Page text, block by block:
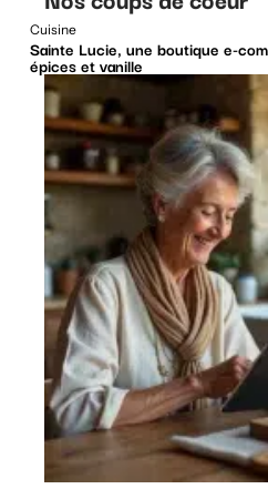
Cuisine
Sainte Lucie, une boutique e-
épices et vanille